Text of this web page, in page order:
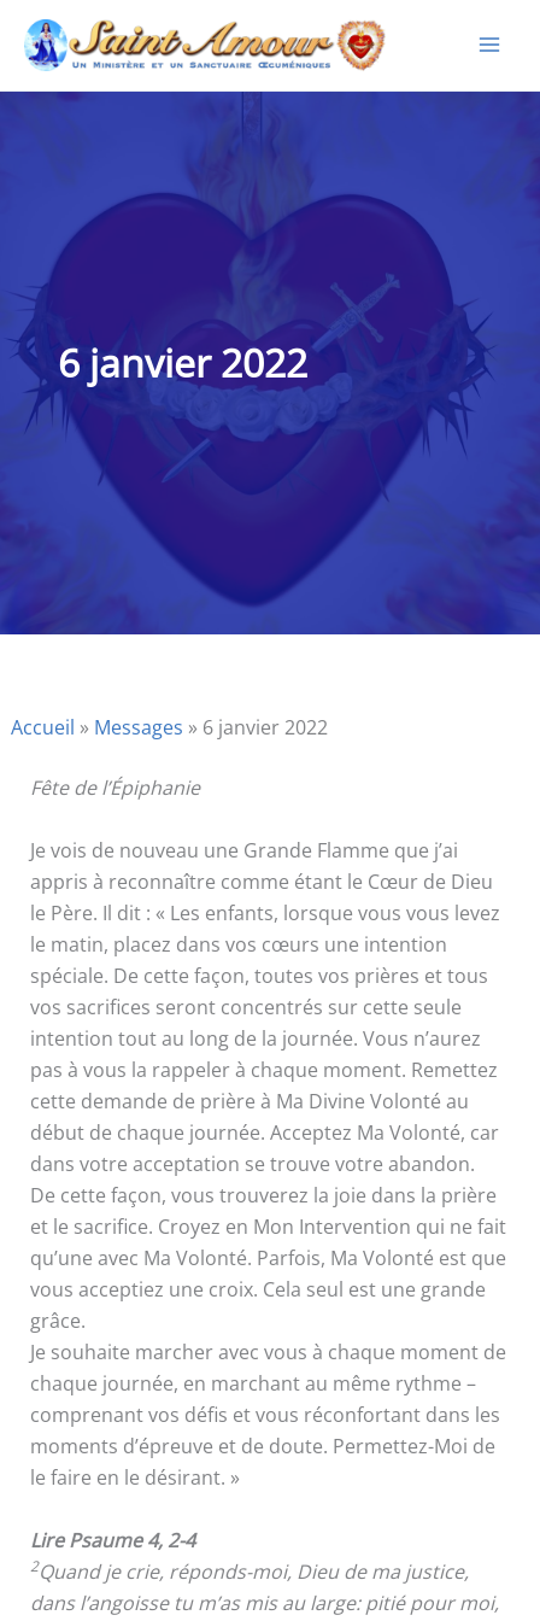
Aller
contenu
6 janvier 2022
Accueil » Messages » 6 janvier 2022
Fête de l’Épiphanie
Je vois de nouveau une Grande Flamme que j’ai
appris à reconnaître comme étant le Cœur de Dieu
le Père. Il dit : « Les enfants, lorsque vous vous levez
le matin, placez dans vos cœurs une intention
spéciale. De cette façon, toutes vos prières et tous
vos sacrifices seront concentrés sur cette seule
intention tout au long de la journée. Vous n’aurez
pas à vous la rappeler à chaque moment. Remettez
cette demande de prière à Ma Divine Volonté au
début de chaque journée. Acceptez Ma Volonté, car
dans votre acceptation se trouve votre abandon.
De cette façon, vous trouverez la joie dans la prière
et le sacrifice. Croyez en Mon Intervention qui ne fait
qu’une avec Ma Volonté. Parfois, Ma Volonté est que
vous acceptiez une croix. Cela seul est une grande
grâce.
Je souhaite marcher avec vous à chaque moment de
chaque journée, en marchant au même rythme –
comprenant vos défis et vous réconfortant dans les
moments d’épreuve et de doute. Permettez-Moi de
le faire en le désirant. »
Lire Psaume 4, 2-4
2Quand je crie, réponds-moi, Dieu de ma justice,
dans l’angoisse tu m’as mis au large: pitié pour moi,